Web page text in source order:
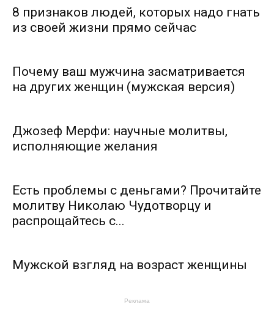
8 признаков людей, которых надо гнать
из своей жизни прямо сейчас
Почему ваш мужчина засматривается
на других женщин (мужская версия)
Джозеф Мерфи: научные молитвы,
исполняющие желания
Есть проблемы с деньгами? Прочитайте
молитву Николаю Чудотворцу и
распрощайтесь с...
Мужской взгляд на возраст женщины
Реклама